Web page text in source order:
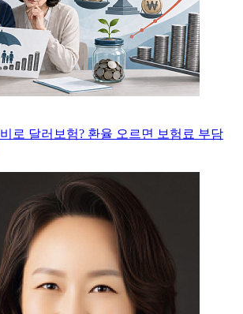
로 달러보험? 환율 오르면 보험료 부담